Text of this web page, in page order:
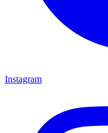
Instagram